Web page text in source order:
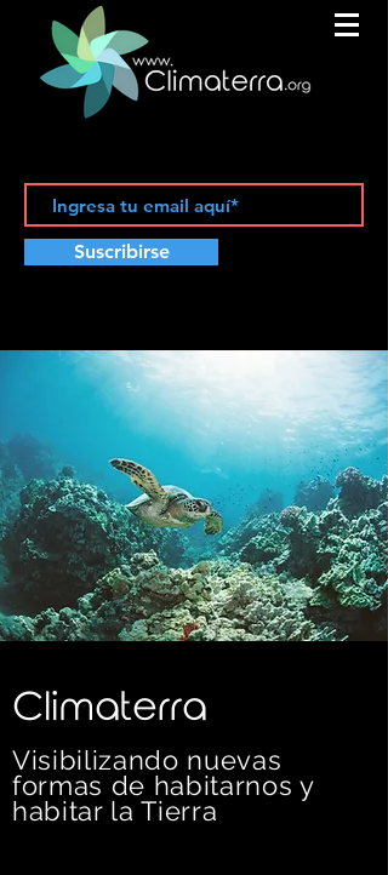
Suscribirse
C limaterra
Visibilizando nuevas
formas de habitarnos y
habitar la Tierra